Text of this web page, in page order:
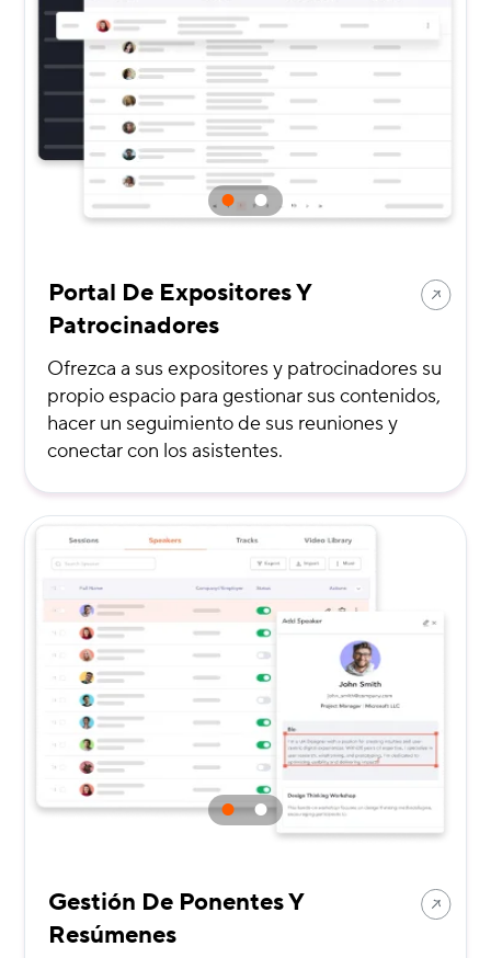
Portal De Expositores Y
Patrocinadores
Ofrezca a sus expositores y patrocinadores su
propio espacio para gestionar sus contenidos,
hacer un seguimiento de sus reuniones y
conectar con los asistentes.
Gestión De Ponentes Y
Resúmenes